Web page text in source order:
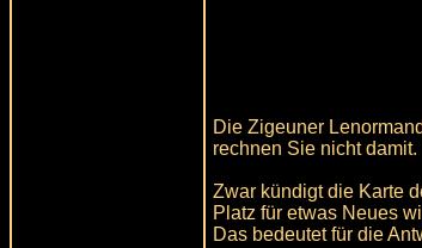
Die Zigeuner
rechnen Sie nicht damit.
Zwar kündigt die Karte
Platz für etwas Neues
Das bedeutet für die